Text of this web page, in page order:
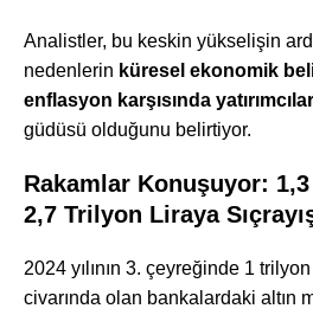
Analistler, bu keskin yükselişin
nedenlerin küresel ekonomik
enflasyon karşısında
güdüsü olduğunu belirtiyor.
Rakamlar Konuşuyor:
2,7 Trilyon Liraya
2024 yılının 3. çeyreğinde 1
civarında olan bankalardaki altın